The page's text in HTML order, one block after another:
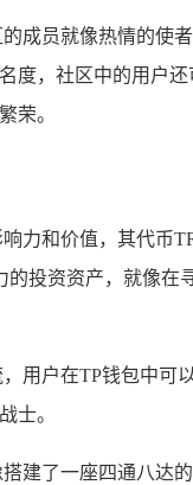
成员就像热情的使
度，社区中的用户
荣。
力和价值，其代币
投资资产，就像
用户在TP钱包中
士。
建了一座四通八达